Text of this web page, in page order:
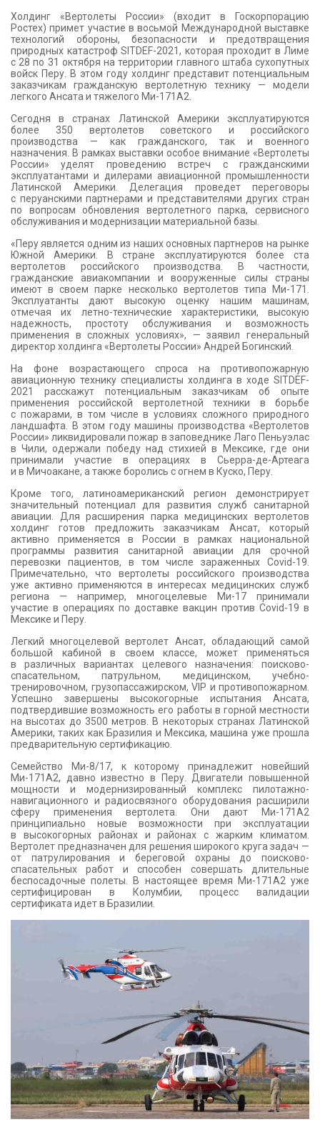
КОНТАКТЫ
Холдинг «Вертолеты России» (входит в Госкорпорацию
Ростех) примет участие в восьмой Международной выставке
технологий обороны, безопасности и предотвращения
природных катастроф SITDEF-2021, которая проходит в Лиме
с 28 по 31 октября на территории главного штаба сухопутных
войск Перу. В этом году холдинг представит потенциальным
заказчикам гражданскую вертолетную технику — модели
легкого Ансата и тяжелого Ми-171А2.
Сегодня в странах Латинской Америки эксплуатируются
более 350 вертолетов советского и российского
производства — как гражданского, так и военного
назначения. В рамках выставки особое внимание «Вертолеты
России» уделят проведению встреч с гражданскими
эксплуатантами и дилерами авиационной промышленности
Латинской Америки. Делегация проведет переговоры
с перуанскими партнерами и представителями других стран
по вопросам обновления вертолетного парка, сервисного
обслуживания и модернизации материальной базы.
«Перу является одним из наших основных партнеров на рынке
Южной Америки. В стране эксплуатируются более ста
вертолетов российского производства. В частности,
гражданские авиакомпании и вооруженные силы страны
имеют в своем парке несколько вертолетов типа Ми-171.
Эксплуатанты дают высокую оценку нашим машинам,
отмечая их летно-технические характеристики, высокую
надежность, простоту обслуживания и возможность
применения в сложных условиях», — заявил генеральный
директор холдинга «Вертолеты России» Андрей Богинский.
На фоне возрастающего спроса на противопожарную
авиационную технику специалисты холдинга в ходе SITDEF-
2021 расскажут потенциальным заказчикам об опыте
применения российской вертолетной техники в борьбе
с пожарами, в том числе в условиях сложного природного
ландшафта. В этом году машины производства «Вертолетов
России» ликвидировали пожар в заповеднике Лаго Пеньуэлас
в Чили, одержали победу над стихией в Мексике, где они
принимали участие в операциях в Сьерра-де-Артеага
и в Мичоакане, а также боролись с огнем в Куско, Перу.
Кроме того, латиноамериканский регион демонстрирует
значительный потенциал для развития служб санитарной
авиации. Для расширения парка медицинских вертолетов
холдинг готов предложить заказчикам Ансат, который
активно применяется в России в рамках национальной
программы развития санитарной авиации для срочной
перевозки пациентов, в том числе зараженных Covid-19.
Примечательно, что вертолеты российского производства
уже активно применяются в интересах медицинских служб
региона — например, многоцелевые Ми-17 принимали
участие в операциях по доставке вакцин против Covid-19 в
Мексике и Перу.
Легкий многоцелевой вертолет Ансат, обладающий самой
большой кабиной в своем классе, может применяться
в различных вариантах целевого назначения: поисково-
спасательном, патрульном, медицинском, учебно-
тренировочном, грузопассажирском, VIP и противопожарном.
Успешно завершены высокогорные испытания Ансата,
подтвердившие возможность его работы в горной местности
на высотах до 3500 метров. В некоторых странах Латинской
Америки, таких как Бразилия и Мексика, машина уже прошла
предварительную сертификацию.
Семейство Ми-8/17, к которому принадлежит новейший
Ми-171А2, давно известно в Перу. Двигатели повышенной
мощности и модернизированный комплекс пилотажно-
навигационного и радиосвязного оборудования расширили
сферу применения вертолета. Они дают Ми-171А2
принципиально новые возможности при эксплуатации
в высокогорных районах и районах с жарким климатом.
Вертолет предназначен для решения широкого круга задач —
от патрулирования и береговой охраны до поисково-
спасательных работ и способен совершать длительные
беспосадочные полеты. В настоящее время Ми-171А2 уже
сертифицирован в Колумбии, процесс валидации
сертификата идет в Бразилии.